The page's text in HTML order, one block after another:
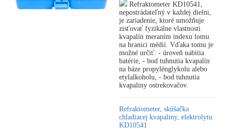
Refraktometer KD10541,
nepostrádateľný v každej dielni,
je zariadenie, ktoré umožňuje
zisťovať fyzikálne vlastnosti
kvapalín meraním indexu lomu
na hranici médií. Vďaka tomu je
možné určiť: - úroveň nabitia
batérie, - bod tuhnutia kvapalín
na báze propylénglykolu alebo
etylalkoholu, - bod tuhnutia
kvapaliny ostrekovačov.
Refraktometer, skúšačka
chladiacej kvapaliny, elektrolytu
KD10541